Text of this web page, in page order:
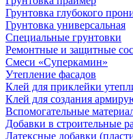
Грунтовка глубокого
Грунтовка универсальная
Специальные грунтовки
Ремонтные и защитные
Смеси «Суперкамин»
Утепление фасадов
Клей для приклейки
Клей для создания
Вспомогательные
Добавки в строительные
Латексные добавки